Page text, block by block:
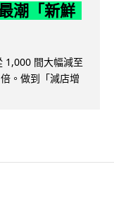
潮「新鮮
1,000 間大幅減至
。做到「減店增